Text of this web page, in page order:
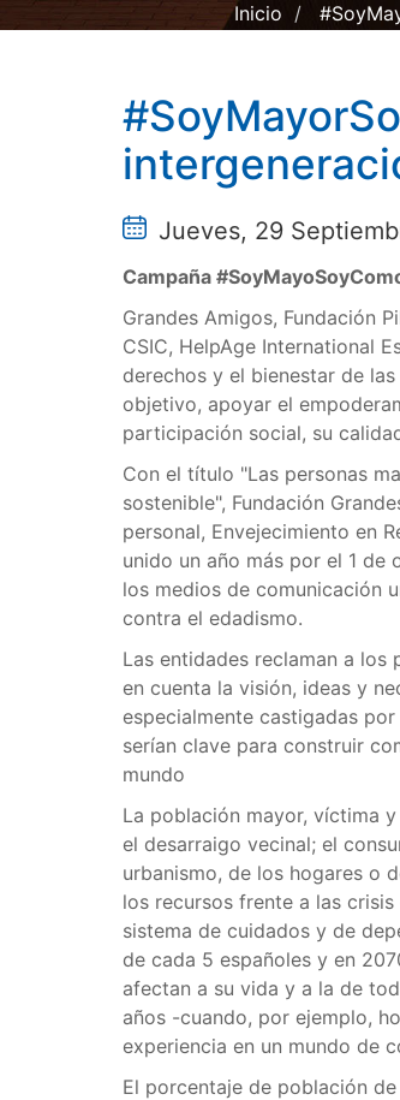
Inicio
Jueves, 29
Campaña
Grandes Amigos, Fundación
CSIC, HelpAge International
derechos y el bienestar de
objetivo, apoyar el
participación social, su
Con el título "Las personas
sostenible", Fundación
personal, Envejecimiento en
unido un año más por el 1 de
los medios de comunicación
contra el edadismo.
Las entidades reclaman a
en cuenta la visión, ideas y
especialmente castigadas
serían clave para construir
mundo
La población mayor, víctima
el desarraigo vecinal; el
urbanismo, de los hogares o
los recursos frente a las
sistema de cuidados y de
de cada 5 españoles y en
afectan a su vida y a la de
años -cuando, por ejemplo,
experiencia en un mundo de
El porcentaje de población